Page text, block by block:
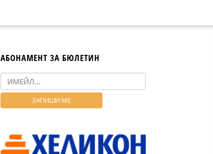
АБОНАМЕНТ ЗА БЮЛЕТИН